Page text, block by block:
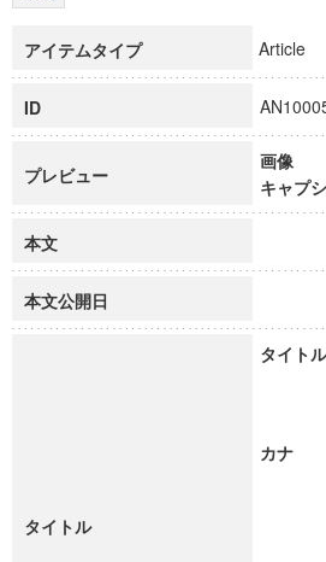
博士課程教育リーディングプロ
アイテムタイプ Article
ID
プレビュー
画像
キャプ
本文
本文公開日
タイトル
タイトル
カナ